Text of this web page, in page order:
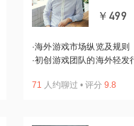
￥499
·海外游戏市场纵览及规则
·初创游戏团队的海外轻发
71 人约聊过 • 评分 9.8